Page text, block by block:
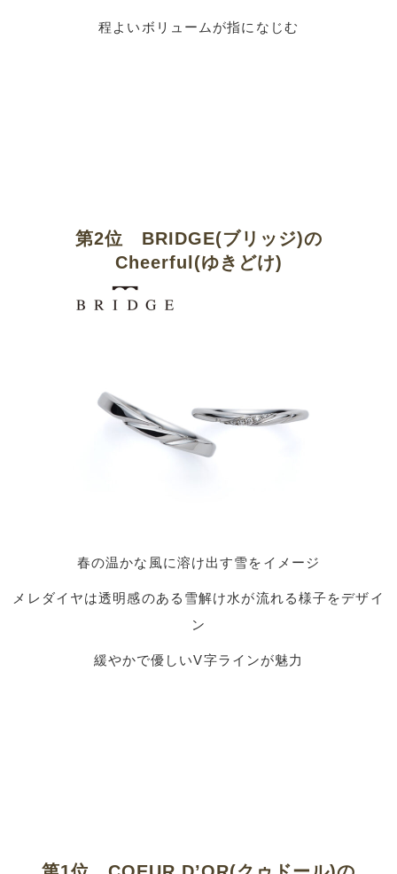
程よいボリュームが指になじむ
第2位 BRIDGE(ブリッジ)の
Cheerful(ゆきどけ)
春の温かな風に溶け出す雪をイメージ
メレダイヤは透明感のある雪解け水が流れる様子をデザイ
ン
緩やかで優しいV字ラインが魅力